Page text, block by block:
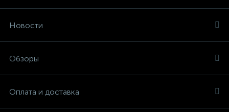
Новости
Обзоры
Оплата и доставка